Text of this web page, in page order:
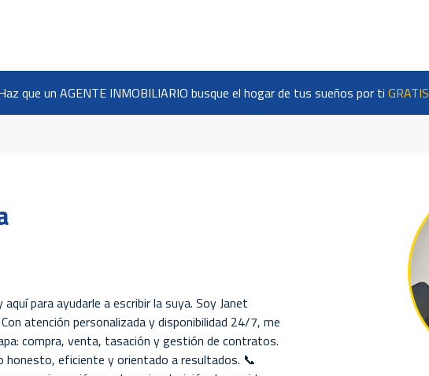
que un AGENTE INMOBILIARIO busque el hogar de tus sueños por ti GRATIS
para ayudarle a escribir la suya. Soy Janet
atención personalizada y disponibilidad 24/7, me
compra, venta, tasación y gestión de contratos.
honesto, eficiente y orientado a resultados. 📞